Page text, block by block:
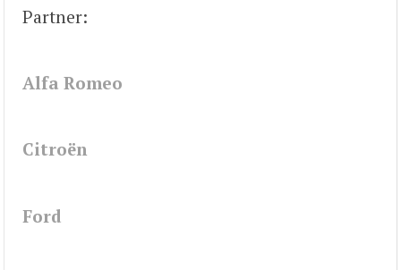
Partner:
Alfa Romeo
Citroën
Ford